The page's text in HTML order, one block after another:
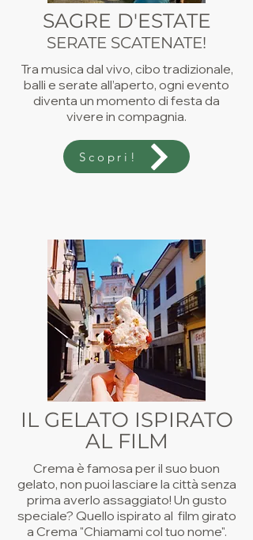
SAGRE D'ESTATE
SERATE SCATENATE!
Tra musica dal vivo, cibo tradizionale,
balli e serate all’aperto, ogni evento
diventa un momento di festa da
vivere in compagnia.
Scopri!
IL GELATO ISPIRATO
AL FILM
Crema è famosa per il suo buon
gelato, non puoi lasciare la città senza
prima averlo assaggiato! Un gusto
speciale? Quello ispirato al film girato
a Crema "Chiamami col tuo nome".